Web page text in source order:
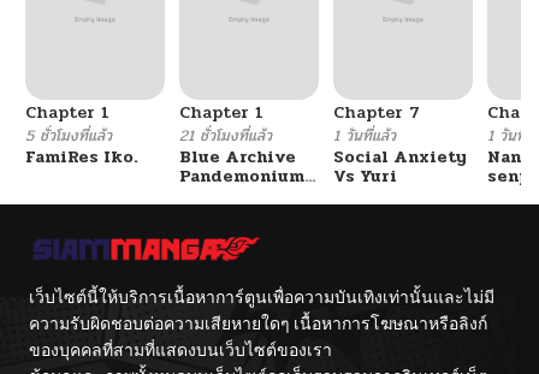
Chapter 1
5 ชั่วโมงที่แล้ว
FamiRes Iko.
Chapter 1
21 ชั่วโมงที่แล้ว
Blue Archive
Pandemonium
Chapter 7
1 วันที่แล้ว
Social Anxiety
Vs Yuri
1 วันที่แ
เว็บไซต์นี้ให้บริการเนื้อหาการ์ตูนเพื่อความบันเทิงเท่านั้นและไม่มี
ความรับผิดชอบต่อความเสียหายใดๆ เนื้อหาการโฆษณาหรือลิงก์
ของบุคคลที่สามที่แสดงบนเว็บไซต์ของเรา